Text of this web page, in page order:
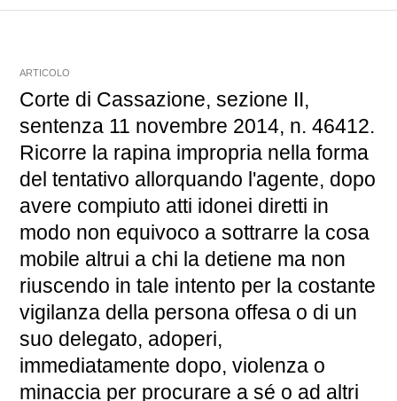
ARTICOLO
Corte di Cassazione, sezione II,
sentenza 11 novembre 2014, n. 46412.
Ricorre la rapina impropria nella forma
del tentativo allorquando l'agente, dopo
avere compiuto atti idonei diretti in
modo non equivoco a sottrarre la cosa
mobile altrui a chi la detiene ma non
riuscendo in tale intento per la costante
vigilanza della persona offesa o di un
suo delegato, adoperi,
immediatamente dopo, violenza o
minaccia per procurare a sé o ad altri